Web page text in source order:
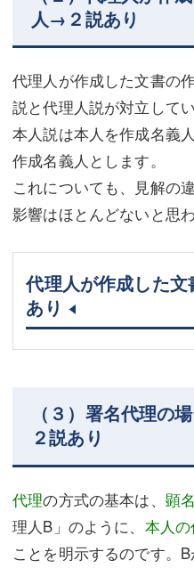
人→２説あり
代理人が作成した文書の
説と代理人説が対立してい
本人説は本人を作成名義
作成名義人とします。
これについても、見解の
影響はほとんどないと思わ
代理人が作成した
あり
（３）署名代理の
２説あり
代理の方式の基本は、 顕名
理人B」のように、 本人
ことを明示するのです。